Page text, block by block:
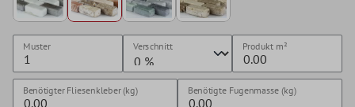
Muster Verschnitt Produkt m²
Benötigter Fliesenkleber (kg) Benötigte Fugenmasse (kg)